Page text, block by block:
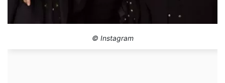
© Instagram